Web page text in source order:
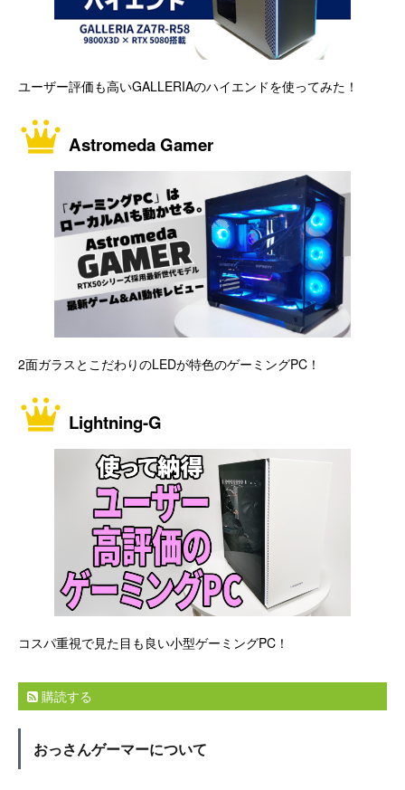
ユーザー評価も高いGALLERIAのハイエンドを使ってみた！
Astromeda Gamer
2面ガラスとこだわりのLEDが特色のゲーミングPC！
Lightning-G
コスパ重視で見た目も良い小型ゲーミングPC！
購読する
おっさんゲーマーについて